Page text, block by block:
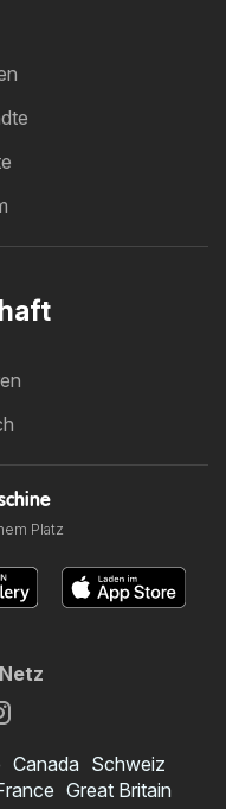
Platz
Canada Schweiz
Great Britain